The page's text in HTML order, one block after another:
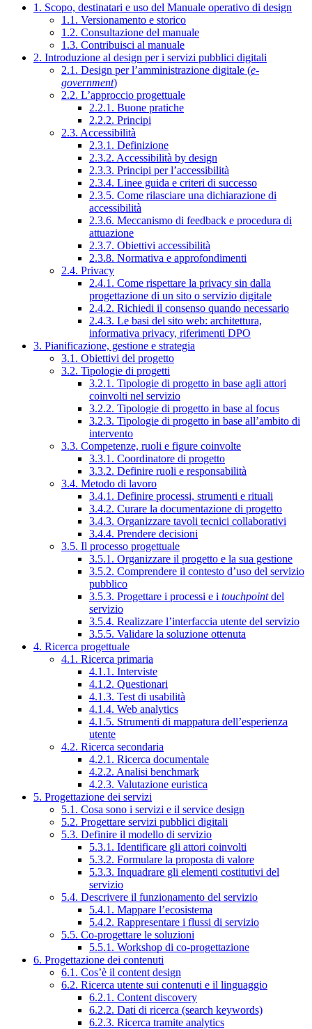
1. Scopo, destinatari e uso del Manuale operativo di design
1.1. Versionamento e storico
1.2. Consultazione del manuale
1.3. Contribuisci al manuale
2. Introduzione al design per i servizi pubblici digitali
2.1. Design per l’amministrazione digitale (e-
government)
2.2. L’approccio progettuale
2.2.1. Buone pratiche
2.2.2. Principi
2.3. Accessibilità
2.3.1. Definizione
2.3.2. Accessibilità by design
2.3.3. Principi per l’accessibilità
2.3.4. Linee guida e criteri di successo
2.3.5. Come rilasciare una dichiarazione di
accessibilità
2.3.6. Meccanismo di feedback e procedura di
attuazione
2.3.7. Obiettivi accessibilità
2.3.8. Normativa e approfondimenti
2.4. Privacy
2.4.1. Come rispettare la privacy sin dalla
progettazione di un sito o servizio digitale
2.4.2. Richiedi il consenso quando necessario
2.4.3. Le basi del sito web: architettura,
informativa privacy, riferimenti DPO
3. Pianificazione, gestione e strategia
3.1. Obiettivi del progetto
3.2. Tipologie di progetti
3.2.1. Tipologie di progetto in base agli attori
coinvolti nel servizio
3.2.2. Tipologie di progetto in base al focus
3.2.3. Tipologie di progetto in base all’ambito di
intervento
3.3. Competenze, ruoli e figure coinvolte
3.3.1. Coordinatore di progetto
3.3.2. Definire ruoli e responsabilità
3.4. Metodo di lavoro
3.4.1. Definire processi, strumenti e rituali
3.4.2. Curare la documentazione di progetto
3.4.3. Organizzare tavoli tecnici collaborativi
3.4.4. Prendere decisioni
3.5. Il processo progettuale
3.5.1. Organizzare il progetto e la sua gestione
3.5.2. Comprendere il contesto d’uso del servizio
pubblico
3.5.3. Progettare i processi e i touchpointdel
servizio
3.5.4. Realizzare l’interfaccia utente del servizio
3.5.5. Validare la soluzione ottenuta
4. Ricerca progettuale
4.1. Ricerca primaria
4.1.1. Interviste
4.1.2. Questionari
4.1.3. Test di usabilità
4.1.4. Web analytics
4.1.5. Strumenti di mappatura dell’esperienza
utente
4.2. Ricerca secondaria
4.2.1. Ricerca documentale
4.2.2. Analisi benchmark
4.2.3. Valutazione euristica
5. Progettazione dei servizi
5.1. Cosa sono i servizi e il service design
5.2. Progettare servizi pubblici digitali
5.3. Definire il modello di servizio
5.3.1. Identificare gli attori coinvolti
5.3.2. Formulare la proposta di valore
5.3.3. Inquadrare gli elementi costitutivi del
servizio
5.4. Descrivere il funzionamento del servizio
5.4.1. Mappare l’ecosistema
5.4.2. Rappresentare i flussi di servizio
5.5. Co-progettare le soluzioni
5.5.1. Workshop di co-progettazione
6. Progettazione dei contenuti
6.1. Cos’è il content design
6.2. Ricerca utente sui contenuti e il linguaggio
6.2.1. Content discovery
6.2.2. Dati di ricerca (search keywords)
6.2.3. Ricerca tramite analytics